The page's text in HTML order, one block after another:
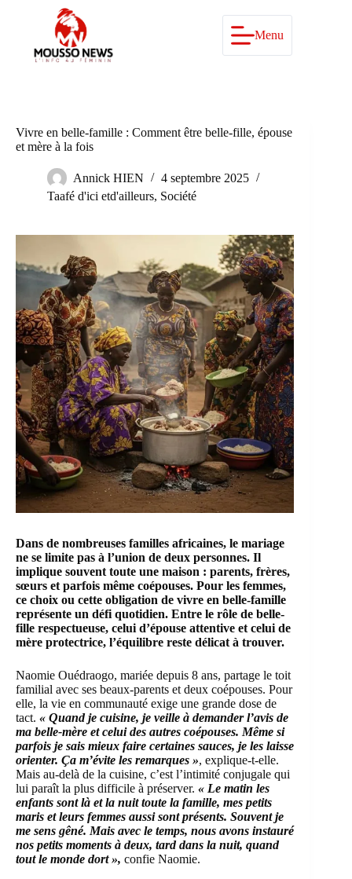
Menu
Vivre en belle-famille : Comment être belle-fille, épouse
et mère à la fois
Annick HIEN
4 septembre 2025
Taafé d'ici etd'ailleurs, Société
Dans de nombreuses familles africaines, le mariage
ne se limite pas à l’union de deux personnes. Il
implique souvent toute une maison : parents, frères,
sœurs et parfois même coépouses. Pour les femmes,
ce choix ou cette obligation de vivre en belle-famille
représente un défi quotidien. Entre le rôle de belle-
fille respectueuse, celui d’épouse attentive et celui de
mère protectrice, l’équilibre reste délicat à trouver.
Naomie Ouédraogo, mariée depuis 8 ans, partage le toit
familial avec ses beaux-parents et deux coépouses. Pour
elle, la vie en communauté exige une grande dose de
tact. « Quand je cuisine, je veille à demander l’avis de
ma belle-mère et celui des autres coépouses. Même si
parfois je sais mieux faire certaines sauces, je les laisse
orienter. Ça m’évite les remarques », explique-t-elle.
Mais au-delà de la cuisine, c’est l’intimité conjugale qui
lui paraît la plus difficile à préserver. « Le matin les
enfants sont là et la nuit toute la famille, mes petits
maris et leurs femmes aussi sont présents. Souvent je
me sens gêné. Mais avec le temps, nous avons instauré
nos petits moments à deux, tard dans la nuit, quand
tout le monde dort », confie Naomie.